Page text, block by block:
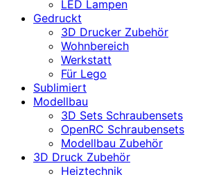
LED Lampen
Gedruckt
3D Drucker Zubehör
Wohnbereich
Werkstatt
Für Lego
Sublimiert
Modellbau
3D Sets Schraubensets
OpenRC Schraubensets
Modellbau Zubehör
3D Druck Zubehör
Heiztechnik